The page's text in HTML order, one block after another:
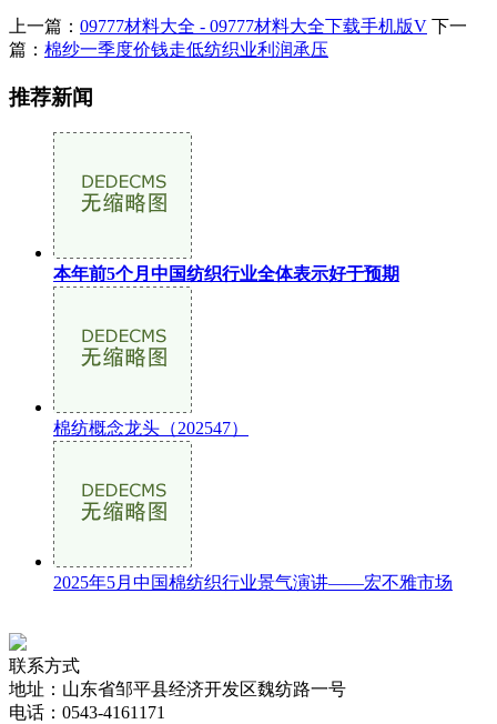
上一篇： 09777材料大全 - 09777材料大全下载手机版V 下一
篇： 棉纱一季度价钱走低纺织业利润承压
推荐新闻
本年前5个月中国纺织行业全体表示好于预期
棉纺概念龙头（202547）
2025年5月中国棉纺织行业景气演讲——宏不雅市场
联系方式
地址：山东省邹平县经济开发区魏纺路一号
电话：0543-4161171